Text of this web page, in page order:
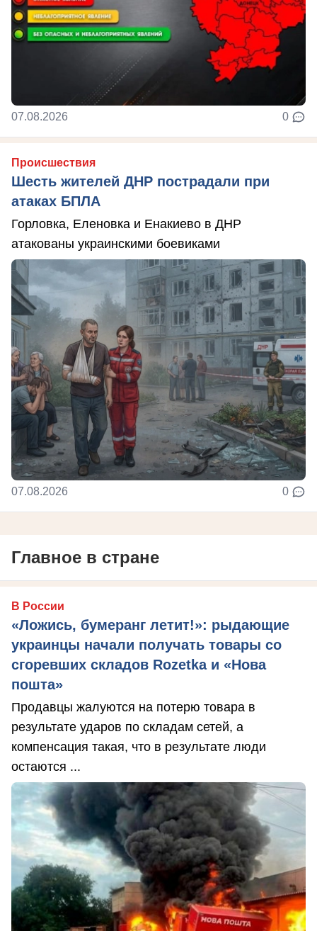
07.08.2026 0
Происшествия
Шесть жителей ДНР пострадали при
атаках БПЛА
Горловка, Еленовка и Енакиево в ДНР
атакованы украинскими боевиками
07.08.2026 0
Главное в стране
В России
«Ложись, бумеранг летит!»: рыдающие
украинцы начали получать товары со
сгоревших складов Rozetka и «Нова
пошта»
Продавцы жалуются на потерю товара в
результате ударов по складам сетей, а
компенсация такая, что в результате люди
остаются ...